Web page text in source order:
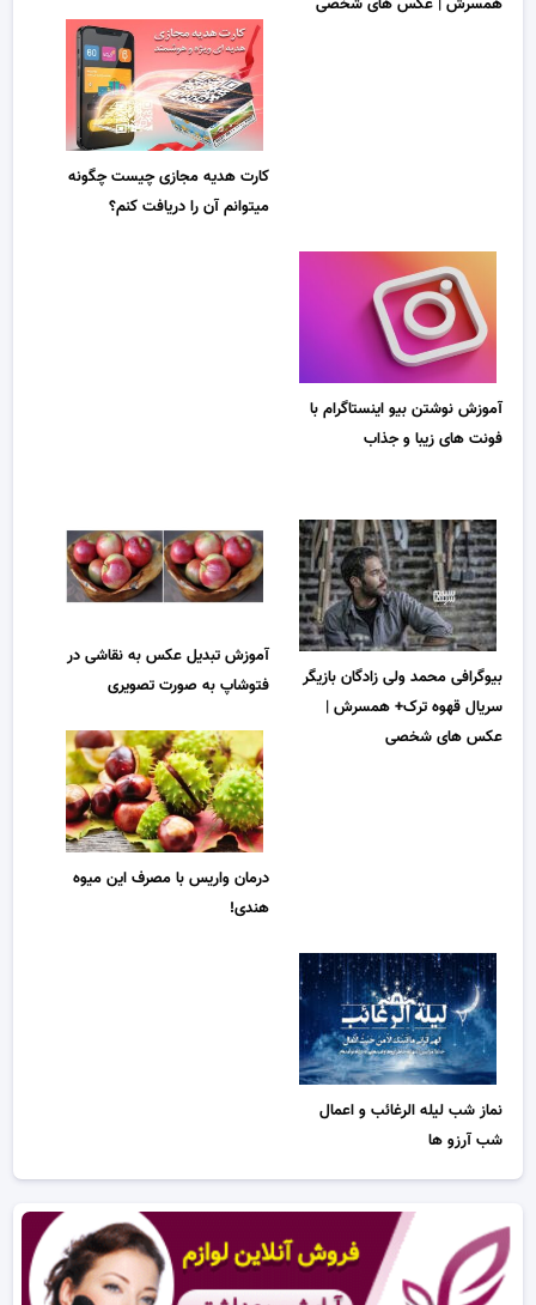
همسرش | عکس های شخصی
کارت هدیه مجازی چیست چگونه
میتوانم آن را دریافت کنم؟
آموزش نوشتن بیو اینستاگرام با
فونت های زیبا و جذاب
بیوگرافی محمد ولی زادگان بازیگر
سریال قهوه ترک+ همسرش |
عکس های شخصی
آموزش تبدیل عکس به نقاشی در
فتوشاپ به صورت تصویری
درمان واریس با مصرف این میوه
هندی!
نماز شب لیله الرغائب و اعمال
شب آرزو ها